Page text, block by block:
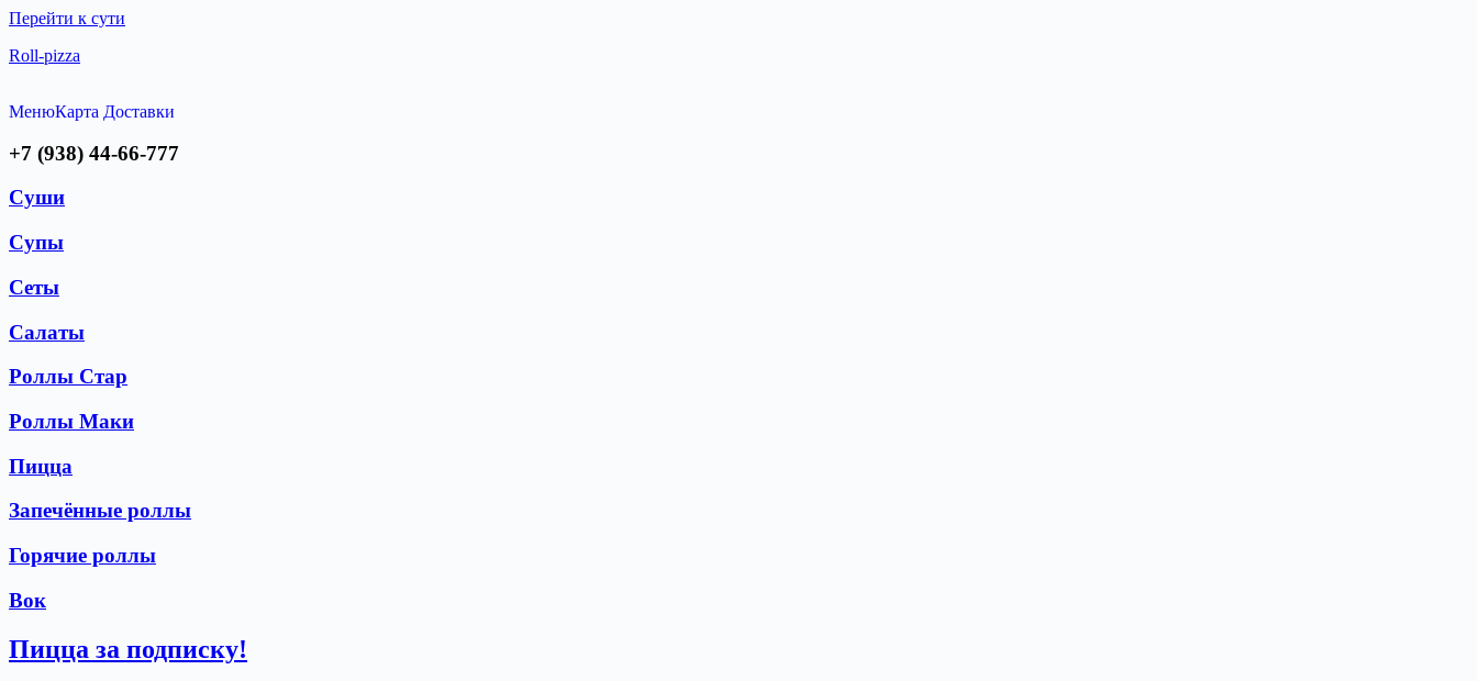
Перейти к сути
Roll-pizza
МенюКарта Доставки
+7 (938) 44-66-777
Суши
Супы
Сеты
Салаты
Роллы Стар
Роллы Маки
Пицца
Запечённые роллы
Горячие роллы
Вок
Пицца за подписку!